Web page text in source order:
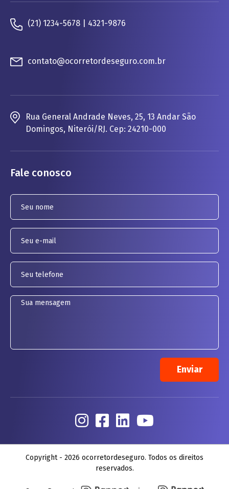
(21) 1234-5678 | 4321-9876
contato@ocorretordeseguro.com.br
Rua General Andrade Neves, 25, 13 Andar São
Domingos, Niterói/RJ. Cep: 24210-000
Fale conosco
Copyright - 2026 ocorretordeseguro. Todos os direitos
reservados.